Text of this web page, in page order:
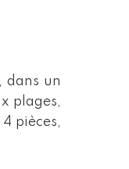
dans un
plages,
pièces,